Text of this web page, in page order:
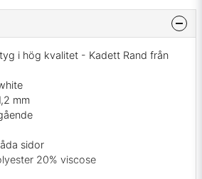
i hög kvalitet - Kadett Rand från
mm
sidor
20% viscose